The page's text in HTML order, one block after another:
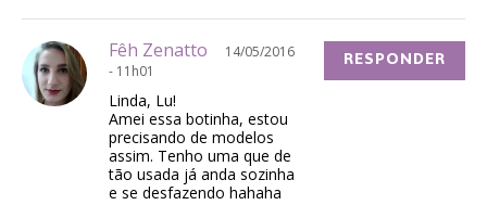
Fêh Zenatto
14/05/2016
- 11h01
Linda, Lu!
Amei essa botinha, estou
precisando de modelos
assim. Tenho uma que de
tão usada já anda sozinha
e se desfazendo hahaha
RESPONDER